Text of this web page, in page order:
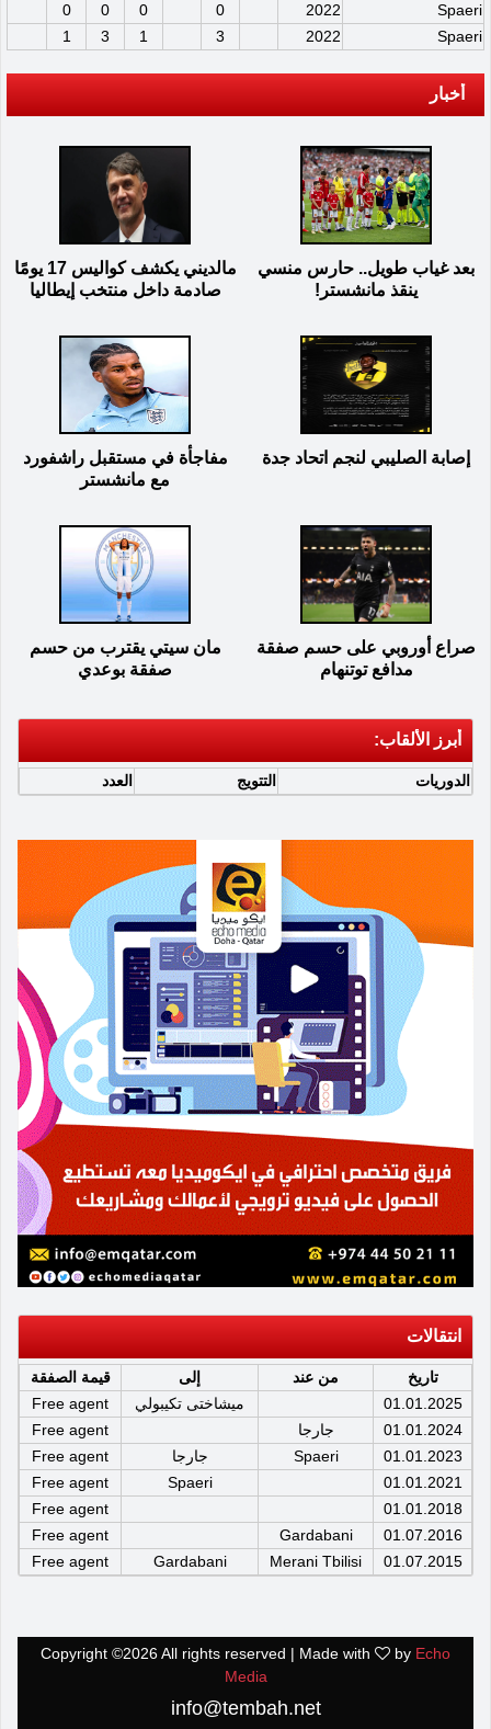
Spaeri
2022
0
0
0
0
Spaeri
2022
3
1
3
1
أخبار
بعد غياب طويل.. حارس منسي
ينقذ مانشستر!
مالديني يكشف كواليس 17 يومًا
صادمة داخل منتخب إيطاليا
إصابة الصليبي لنجم اتحاد جدة
مفاجأة في مستقبل راشفورد
مع مانشستر
صراع أوروبي على حسم صفقة
مدافع توتنهام
مان سيتي يقترب من حسم
صفقة بوعدي
أبرز الألقاب:
الدوريات التتويج العدد
انتقالات
تاريخ من عند إلى
قيمة الصفقة
01.01.2025
ميشاختى تكيبولي
Free agent
01.01.2024
جارجا
Free agent
01.01.2023
Spaeri جارجا
Free agent
01.01.2021
Spaeri
Free agent
01.01.2018
Free agent
01.07.2016
Gardabani
Free agent
01.07.2015
Merani Tbilisi
Gardabani
Free agent
Copyright ©2026 All rights reserved | Made with by Echo
Media
info@tembah.net